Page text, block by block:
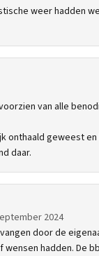
weer hadden
van alle
onthaald geweest
daar.
2024
door de
wensen hadden. De